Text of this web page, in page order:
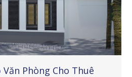
Phòng Cho Thuê